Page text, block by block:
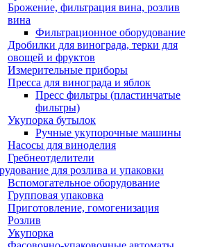
Брожение, фильтрация вина, розлив
вина
Фильтрационное оборудование
Дробилки для винограда, терки для
овощей и фруктов
Измерительные приборы
Пресса для винограда и яблок
Пресс фильтры (пластинчатые
фильтры)
Укупорка бутылок
Ручные укупорочные машины
Насосы для виноделия
Гребнеотделители
для розлива и упаковки
Вспомогательное оборудование
Групповая упаковка
Приготовление, гомогенизация
Розлив
Укупорка